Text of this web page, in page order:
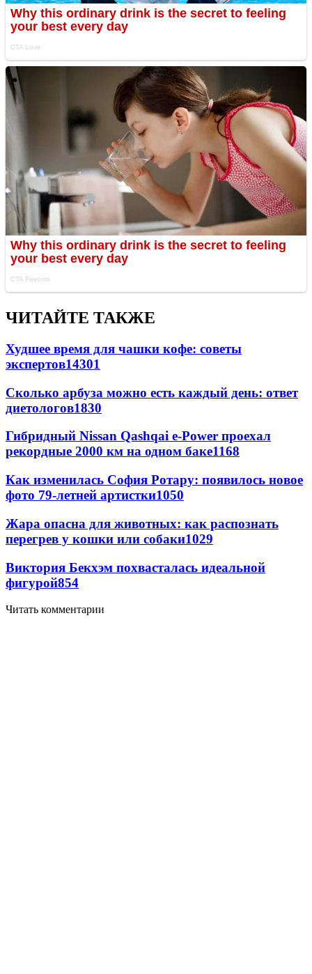
ЧИТАЙТЕ ТАКЖЕ
Худшее время для чашки кофе: советы
экспертов14301
Сколько арбуза можно есть каждый день: ответ
диетологов1830
Гибридный Nissan Qashqai e-Power проехал
рекордные 2000 км на одном баке1168
Как изменилась София Ротару: появилось новое
фото 79-летней артистки1050
Жара опасна для животных: как распознать
перегрев у кошки или собаки1029
Виктория Бекхэм похвасталась идеальной
фигурой854
Читать комментарии